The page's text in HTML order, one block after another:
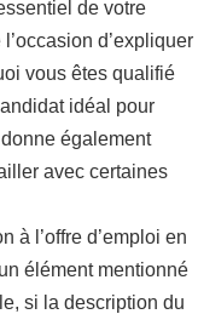
de votre
d’expliquer
vous êtes qualifié
idéal pour
également
avec certaines
à l’offre d’emploi en
élément mentionné
si la description du